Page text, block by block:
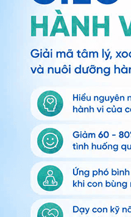
Đa khoa Quốc tế Vinmec
Quý khách vui lòng bấm số
và đặt lịch khám tự động
nơi ngay trên ứng dụng.
giảm tiểu cầu Trẻ béo phì